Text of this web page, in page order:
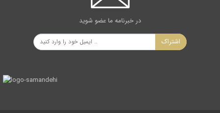
در خبرنامه ما عضو شوید
اشتراک